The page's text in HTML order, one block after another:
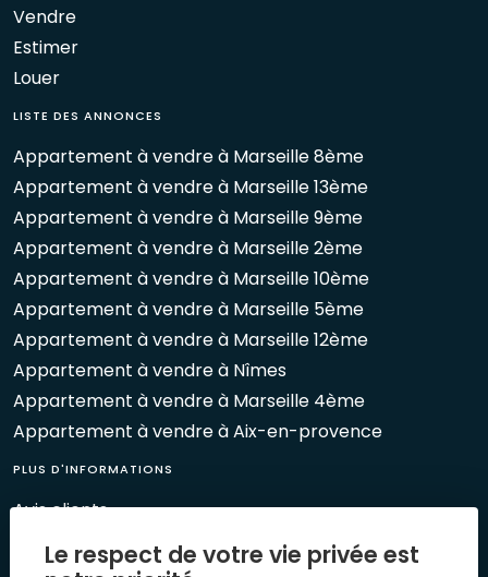
Le respect de votre vie privée est
Vendre
Estimer
Louer
LISTE DES ANNONCES
Appartement à vendre à Marseille 8ème
Appartement à vendre à Marseille 13ème
Appartement à vendre à Marseille 9ème
Appartement à vendre à Marseille 2ème
Appartement à vendre à Marseille 10ème
Appartement à vendre à Marseille 5ème
Appartement à vendre à Marseille 12ème
Appartement à vendre à Nîmes
Appartement à vendre à Marseille 4ème
Appartement à vendre à Aix-en-provence
PLUS D'INFORMATIONS
Avis clients
Le Mag 1894
Nos évènements